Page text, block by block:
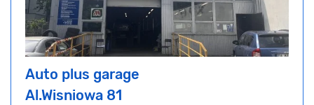
Auto plus garage
Al.Wisniowa 81